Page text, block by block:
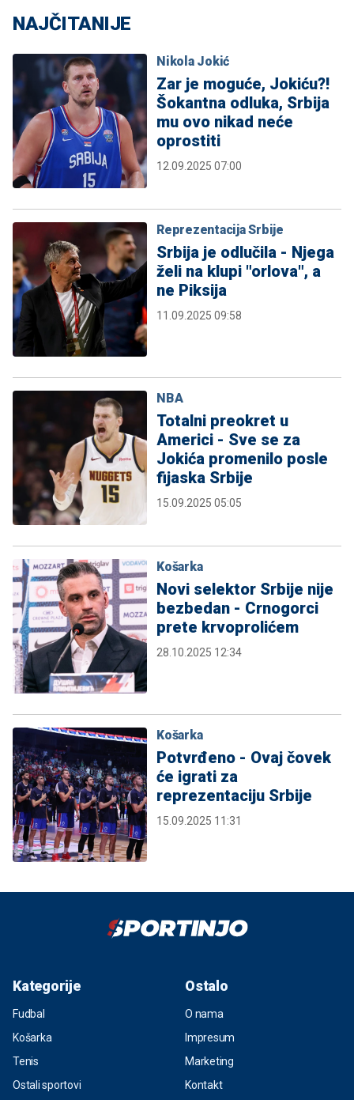
NAJČITANIJE
Nikola Jokić
Zar je moguće, Jokiću?!
Šokantna odluka, Srbija
mu ovo nikad neće
oprostiti
12.09.2025 07:00
Reprezentacija Srbije
Srbija je odlučila - Njega
želi na klupi "orlova", a
ne Piksija
11.09.2025 09:58
NBA
Totalni preokret u
Americi - Sve se za
Jokića promenilo posle
fijaska Srbije
15.09.2025 05:05
Košarka
Novi selektor Srbije nije
bezbedan - Crnogorci
prete krvoprolićem
28.10.2025 12:34
Košarka
Potvrđeno - Ovaj čovek
će igrati za
reprezentaciju Srbije
15.09.2025 11:31
Kategorije
Fudbal
Košarka
Tenis
Ostali sportovi
Ostalo
O nama
Impresum
Marketing
Kontakt